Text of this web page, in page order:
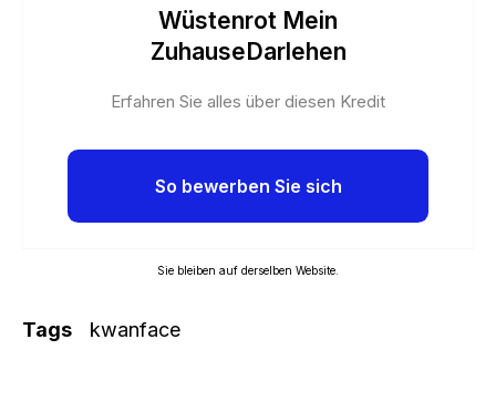
Wüstenrot Mein
ZuhauseDarlehen
Erfahren Sie alles über diesen Kredit
So bewerben Sie sich
Sie bleiben auf derselben Website.
Tags kwanface